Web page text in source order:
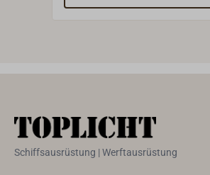
Näharbeiten, als Zeising, als
Schiffsausrüstung | Werftausrüstung